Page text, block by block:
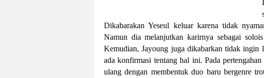
Dikabarakan Yeseul keluar karena tidak
Namun dia melanjutkan karirnya sebagai
Kemudian, Jayoung juga dikabarkan tidak ingin
ada konfirmasi tentang hal ini. Pada
ulang dengan membentuk duo baru bergenre